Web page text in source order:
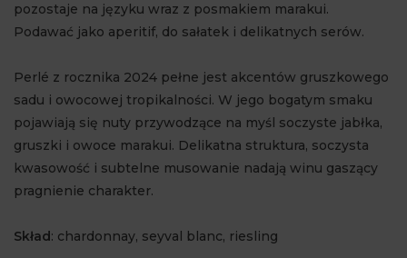
pozostaje na języku wraz z posmakiem marakui.
Podawać jako aperitif, do sałatek i delikatnych serów.
Perlé z rocznika 2024 pełne jest akcentów gruszkowego
sadu i owocowej tropikalności. W jego bogatym smaku
pojawiają się nuty przywodzące na myśl soczyste jabłka,
gruszki i owoce marakui. Delikatna struktura, soczysta
kwasowość i subtelne musowanie nadają winu gaszący
pragnienie charakter.
Skład: chardonnay, seyval blanc, riesling